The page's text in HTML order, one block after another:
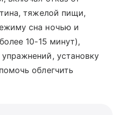
тяжелой пищи,
сна ночью и
10-15 минут),
установку
облегчить